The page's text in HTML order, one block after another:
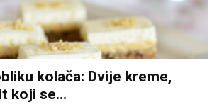
kolača: Dvije kreme,
koji se...